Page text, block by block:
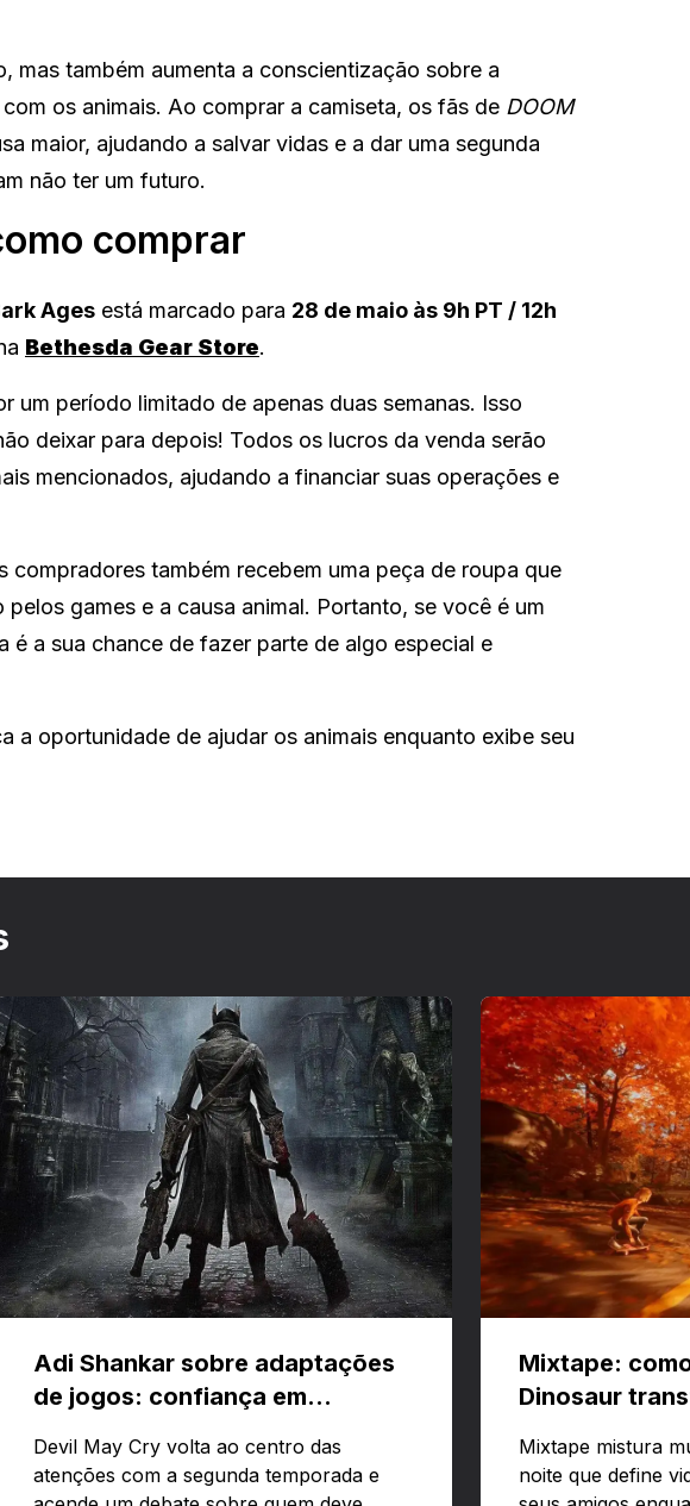
mas também aumenta a conscientização sobre a
os animais. Ao comprar a camiseta, os fãs de DOOM
maior, ajudando a salvar vidas e a dar uma segunda
não ter um futuro.
comprar
Ages está marcado para 28 de maio às 9h PT / 12h
Bethesda Gear Store.
um período limitado de apenas duas semanas. Isso
deixar para depois! Todos os lucros da venda serão
mencionados, ajudando a financiar suas operações e
também recebem uma peça de roupa que
pelos games e a causa animal. Portanto, se você é um
é a sua chance de fazer parte de algo especial e
a oportunidade de ajudar os animais enquanto exibe seu
Adi Shankar sobre adaptações
de jogos: confiança em
Devil May Cry volta ao centro das
atenções com a segunda temporada e
Mixtape:
Dinosaur
Mixtape mistura
noite que define